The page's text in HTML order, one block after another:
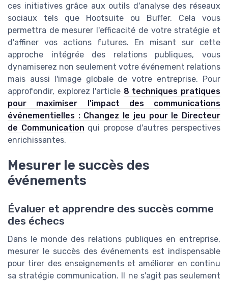
ces initiatives grâce aux outils d'analyse des réseaux
sociaux tels que Hootsuite ou Buffer. Cela vous
permettra de mesurer l'efficacité de votre stratégie et
d'affiner vos actions futures. En misant sur cette
approche intégrée des relations publiques, vous
dynamiserez non seulement votre événement relations
mais aussi l'image globale de votre entreprise. Pour
approfondir, explorez l'article 8 techniques pratiques
pour maximiser l'impact des communications
événementielles : Changez le jeu pour le Directeur
de Communication qui propose d'autres perspectives
enrichissantes.
Mesurer le succès des
événements
Évaluer et apprendre des succès comme
des échecs
Dans le monde des relations publiques en entreprise,
mesurer le succès des événements est indispensable
pour tirer des enseignements et améliorer en continu
sa stratégie communication. Il ne s'agit pas seulement